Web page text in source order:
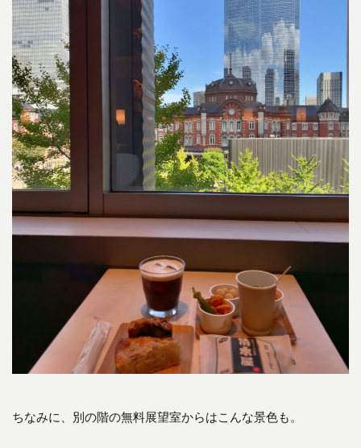
ちなみに、別の階の無料展望室からはこんな景色も。